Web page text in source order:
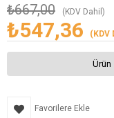
₺667,00 (KDV Dahil)
₺547,36 (KDV
Ürün
Favorilere Ekle